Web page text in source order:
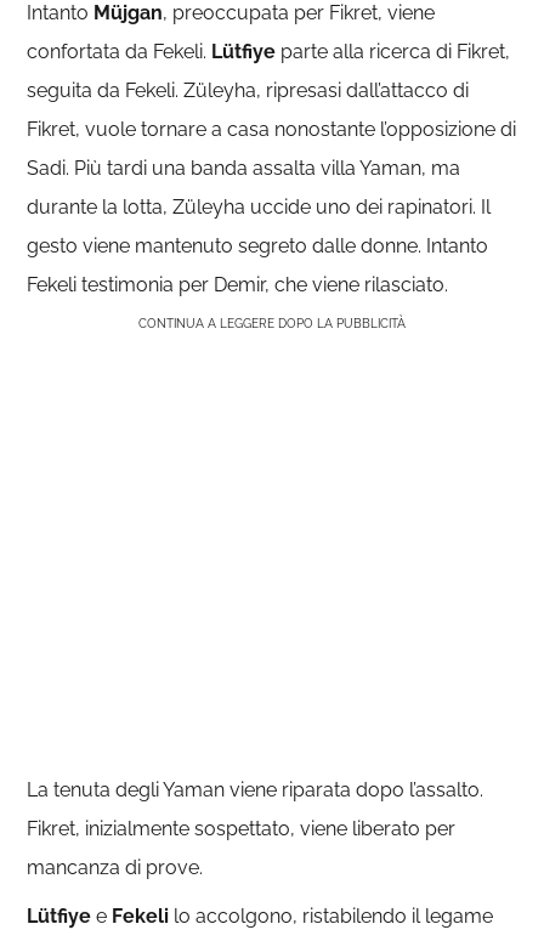
Intanto Müjgan, preoccupata per Fikret, viene
confortata da Fekeli. Lütfiye parte alla ricerca di Fikret,
seguita da Fekeli. Züleyha, ripresasi dall’attacco di
Fikret, vuole tornare a casa nonostante l’opposizione di
Sadi. Più tardi una banda assalta villa Yaman, ma
durante la lotta, Züleyha uccide uno dei rapinatori. Il
gesto viene mantenuto segreto dalle donne. Intanto
Fekeli testimonia per Demir, che viene rilasciato.
CONTINUA A LEGGERE DOPO LA PUBBLICITÀ
La tenuta degli Yaman viene riparata dopo l’assalto.
Fikret, inizialmente sospettato, viene liberato per
mancanza di prove.
Lütfiye e Fekeli lo accolgono, ristabilendo il legame